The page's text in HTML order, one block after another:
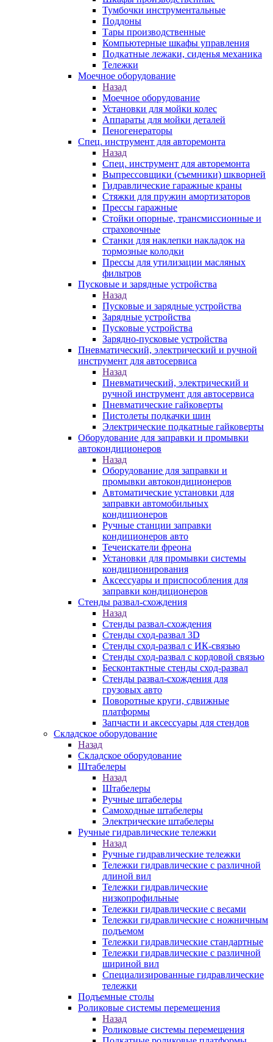
Тумбочки инструментальные
Поддоны
Тары производственные
Компьютерные шкафы управления
Подкатные лежаки, сиденья механика
Тележки
Моечное оборудование
Назад
Моечное оборудование
Установки для мойки колес
Аппараты для мойки деталей
Пеногенераторы
Спец. инструмент для авторемонта
Назад
Спец. инструмент для авторемонта
Выпрессовщики (съемники) шкворней
Гидравлические гаражные краны
Стяжки для пружин амортизаторов
Прессы гаражные
Стойки опорные, трансмиссионные и
страховочные
Станки для наклепки накладок на
тормозные колодки
Прессы для утилизации масляных
фильтров
Пусковые и зарядные устройства
Назад
Пусковые и зарядные устройства
Зарядные устройства
Пусковые устройства
Зарядно-пусковые устройства
Пневматический, электрический и ручной
инструмент для автосервиса
Назад
Пневматический, электрический и
ручной инструмент для автосервиса
Пневматические гайковерты
Пистолеты подкачки шин
Электрические подкатные гайковерты
Оборудование для заправки и промывки
автокондиционеров
Назад
Оборудование для заправки и
промывки автокондиционеров
Автоматические установки для
заправки автомобильных
кондиционеров
Ручные станции заправки
кондиционеров авто
Течеискатели фреона
Установки для промывки системы
кондиционирования
Аксессуары и приспособления для
заправки кондиционеров
Стенды развал-схождения
Назад
Стенды развал-схождения
Стенды сход-развал 3D
Стенды сход-развал с ИК-связью
Стенды сход-развал с кордовой связью
Бесконтактные стенды сход-развал
Стенды развал-схождения для
грузовых авто
Поворотные круги, сдвижные
платформы
Запчасти и аксессуары для стендов
Складское оборудование
Назад
Складское оборудование
Штабелеры
Назад
Штабелеры
Ручные штабелеры
Самоходные штабелеры
Электрические штабелеры
Ручные гидравлические тележки
Назад
Ручные гидравлические тележки
Тележки гидравлические с различной
длиной вил
Тележки гидравлические
низкопрофильные
Тележки гидравлические с весами
Тележки гидравлические с ножничным
подъемом
Тележки гидравлические стандартные
Тележки гидравлические с различной
шириной вил
Специализированные гидравлические
тележки
Подъемные столы
Роликовые системы перемещения
Назад
Роликовые системы перемещения